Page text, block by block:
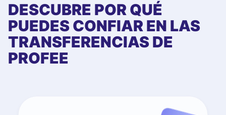
DESCUBRE POR QUÉ
PUEDES CONFIAR EN LAS
TRANSFERENCIAS DE
PROFEE